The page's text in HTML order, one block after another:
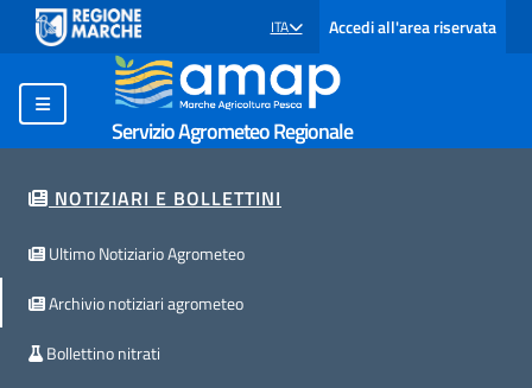
SELEZIONE LINGUA: LINGUA SELEZIONATA
ITA Accedi all'area riservata
Servizio Agrometeo Regionale
NOTIZIARI E BOLLETTINI
Ultimo Notiziario Agrometeo
Archivio notiziari agrometeo
Bollettino nitrati